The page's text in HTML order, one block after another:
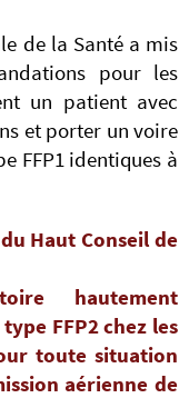
de la Santé a mis
pour les
un patient avec
et porter un voire
FFP1 identiques à
Haut Conseil de
hautement
FFP2 chez les
toute situation
aérienne de